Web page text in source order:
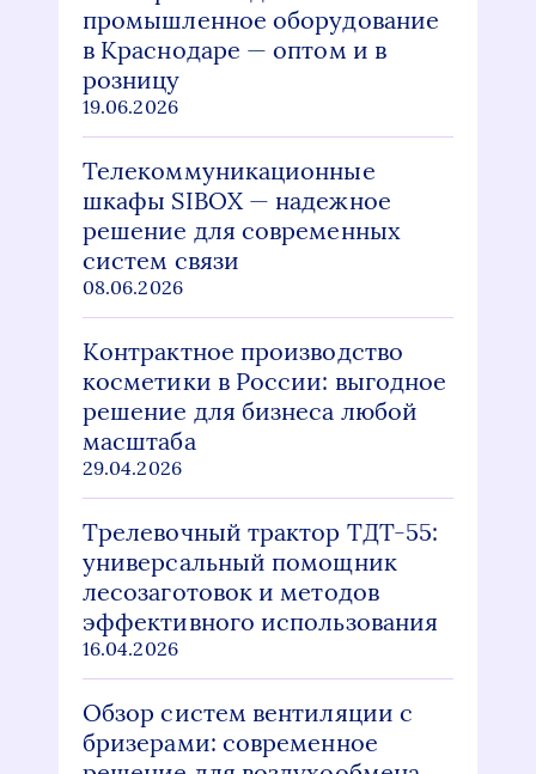
промышленное оборудование
в Краснодаре — оптом и в
розницу
19.06.2026
Телекоммуникационные
шкафы SIBOX — надежное
решение для современных
систем связи
08.06.2026
Контрактное производство
косметики в России: выгодное
решение для бизнеса любой
масштаба
29.04.2026
Трелевочный трактор ТДТ-55:
универсальный помощник
лесозаготовок и методов
эффективного использования
16.04.2026
Обзор систем вентиляции с
бризерами: современное